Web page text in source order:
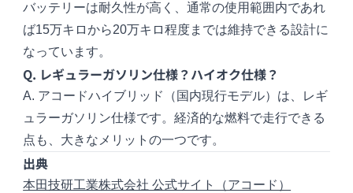
バッテリーは耐久性が高く、通常の使用範囲内であれ
ば15万キロから20万キロ程度までは維持できる設計に
なっています。
Q. レギュラーガソリン仕様？ハイオク仕様？
A. アコードハイブリッド（国内現行モデル）は、レギ
ュラーガソリン仕様です。経済的な燃料で走行できる
点も、大きなメリットの一つです。
出典
本田技研工業株式会社 公式サイト（アコード）